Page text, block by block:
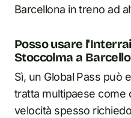
Barcellona in treno ad
Posso usare
Stoccolma a
Sì, un Global Pass può
tratta multipaese come
velocità spesso